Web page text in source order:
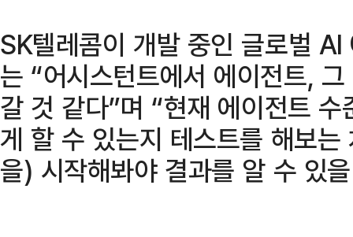
SK텔레콤이 개발 중인 글로벌 AI
는 “어시스턴트에서 에이전트,
갈 것 같다”며 “현재 에이전트
게 할 수 있는지 테스트를 해보
을) 시작해봐야 결과를 알 수 있